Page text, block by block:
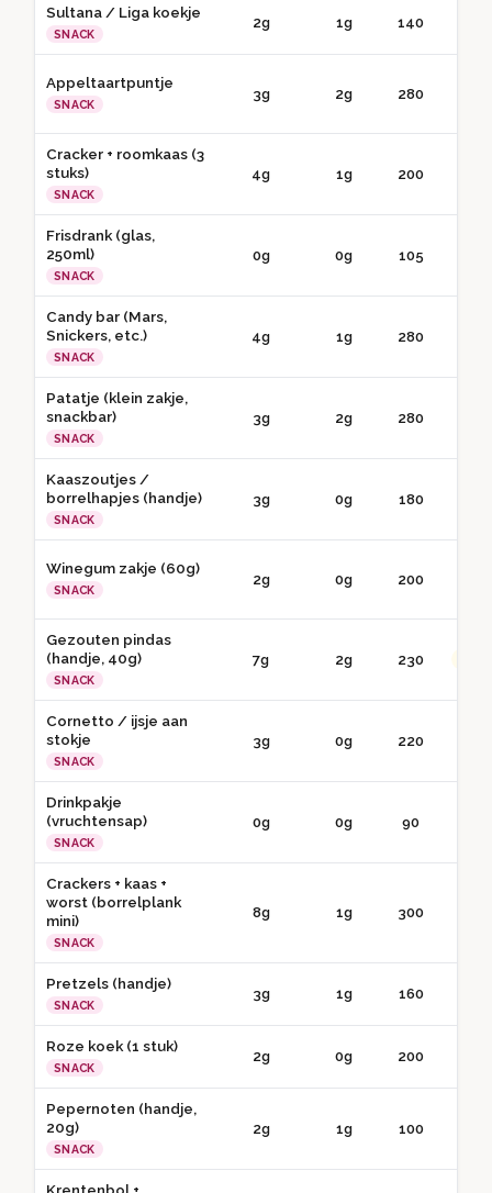
Sultana / Liga koekje
SNACK
2g 1g 140
Appeltaartpuntje
SNACK
3g 2g 280
Cracker + roomkaas (3
stuks)
SNACK
4g 1g 200
Frisdrank (glas,
250ml)
SNACK
0g 0g 105
Candy bar (Mars,
Snickers, etc.)
SNACK
4g 1g 280
Patatje (klein zakje,
snackbar)
SNACK
3g 2g 280
Kaaszoutjes /
borrelhapjes (handje)
SNACK
3g 0g 180
Winegum zakje (60g)
SNACK
2g 0g 200
Gezouten pindas
(handje, 40g)
SNACK
7g 2g 230
Cornetto / ijsje aan
stokje
SNACK
3g 0g 220
Drinkpakje
(vruchtensap)
SNACK
0g 0g 90
Crackers + kaas +
worst (borrelplank
mini)
SNACK
8g 1g 300
Pretzels (handje)
SNACK
3g 1g 160
Roze koek (1 stuk)
SNACK
2g 0g 200
Pepernoten (handje,
20g)
SNACK
2g 1g 100